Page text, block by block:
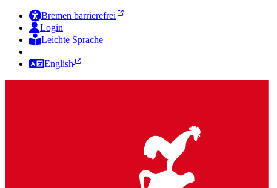
Bremen barrierefrei
Login
Leichte Sprache
English